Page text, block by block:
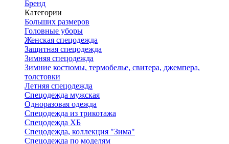
Бренд
Категории
Больших размеров
Головные уборы
Женская спецодежда
Защитная спецодежда
Зимняя спецодежда
Зимние костюмы, термобелье, свитера, джемпера,
толстовки
Летняя спецодежда
Спецодежда мужская
Одноразовая одежда
Спецодежда из трикотажа
Спецодежда ХБ
Спецодежда, коллекция "Зима"
Спецодежда по моделям